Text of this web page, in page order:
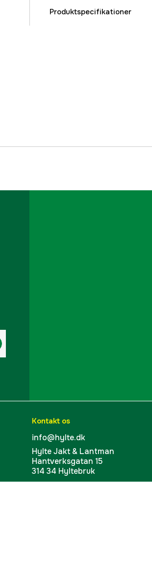
Produktspecifikationer
Kontakt os
info@hylte.dk
Hylte Jakt & Lantman
Hantverksgatan 15
314 34 Hyltebruk